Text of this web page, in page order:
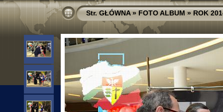
Str. GŁÓWNA»FOTO ALBUM»ROK